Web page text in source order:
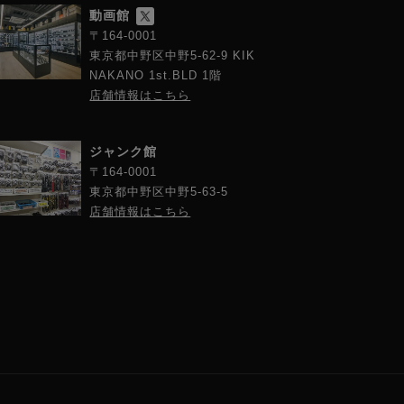
動画館
〒164-0001
東京都中野区中野5-62-9 KIK
NAKANO 1st.BLD 1階
店舗情報はこちら
ジャンク館
〒164-0001
東京都中野区中野5-63-5
店舗情報はこちら